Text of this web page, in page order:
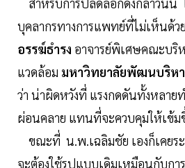
บุคลากรทางการแพทย์ที่ไม่เห็นด้ว
อรรฆ์ธำรง อาจารย์พิเศษคณะบริ
แวดล้อม มหาวิทยาลัยพัฒนบริหา
ว่า น่าผิดหวังที่ แรงกดดันทั้งหลาย
ผ่อนคลาย แทนที่จะควบคุมให้เข้ม
ขณะที่ น.พ.เฉลิมชัย เองก็เคยระ
จะต้องใช้รูปแบบเดิมเหมือนกับกา